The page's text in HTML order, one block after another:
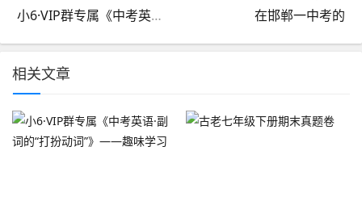
小6·VIP群专属《中考英语·副词的“打扮动词”》——趣味学习 在邯郸一中考的
相关文章